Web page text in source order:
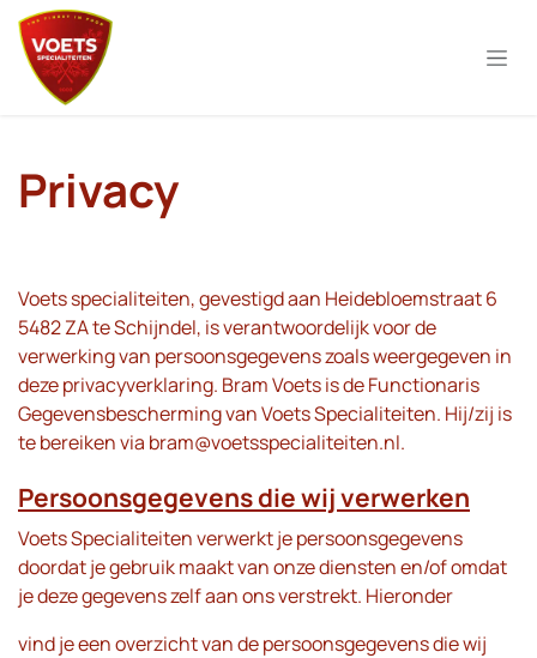
Overslaan naar inhoud
Privacy
Voets specialiteiten, gevestigd aan Heidebloemstraat 6
5482 ZA te Schijndel, is verantwoordelijk voor de
verwerking van persoonsgegevens zoals weergegeven in
deze privacyverklaring. Bram Voets is de Functionaris
Gegevensbescherming van Voets Specialiteiten. Hij/zij is
te bereiken via bram@voetsspecialiteiten.nl.
Persoonsgegevens die wij verwerken
Voets Specialiteiten verwerkt je persoonsgegevens
doordat je gebruik maakt van onze diensten en/of omdat
je deze gegevens zelf aan ons verstrekt. Hieronder
vind je een overzicht van de persoonsgegevens die wij